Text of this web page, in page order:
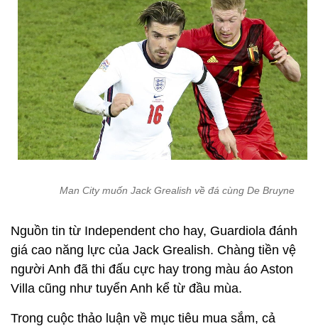
Man City muốn Jack Grealish về đá cùng De Bruyne
Nguồn tin từ Independent cho hay, Guardiola đánh
giá cao năng lực của Jack Grealish. Chàng tiền vệ
người Anh đã thi đấu cực hay trong màu áo Aston
Villa cũng như tuyển Anh kể từ đầu mùa.
Trong cuộc thảo luận về mục tiêu mua sắm, cả